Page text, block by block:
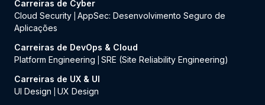
Carreiras de Cyber
Cloud Security AppSec: Desenvolvimento Seguro de
Aplicações
Carreiras de DevOps & Cloud
Platform Engineering
SRE (Site Reliability Engineering)
Carreiras de UX & UI
UI Design
UX Design